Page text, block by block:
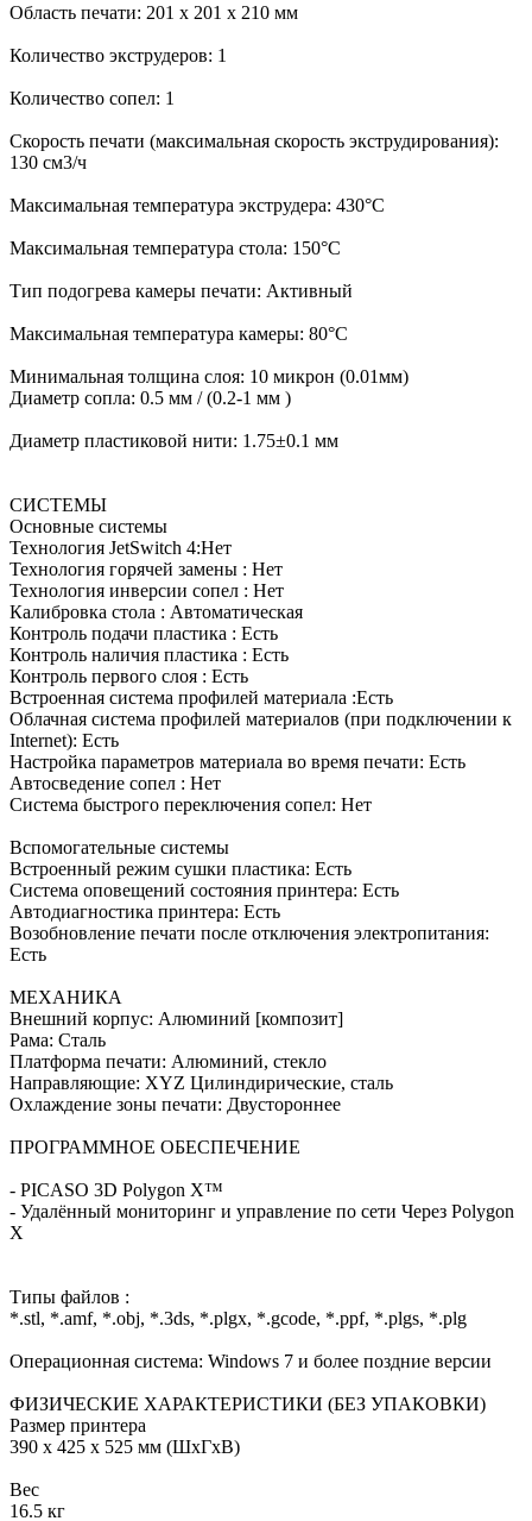
Область печати: 201 х 201 х 210 мм
Количество экструдеров: 1
Количество сопел: 1
Скорость печати (максимальная скорость экструдирования):
130 см3/ч
Максимальная температура экструдера: 430°С
Максимальная температура стола: 150°C
Тип подогрева камеры печати: Активный
Максимальная температура камеры: 80°C
Минимальная толщина слоя: 10 микрон (0.01мм)
Диаметр сопла: 0.5 мм / (0.2-1 мм )
Диаметр пластиковой нити: 1.75±0.1 мм
СИСТЕМЫ
Основные системы
Технология JetSwitch 4:Нет
Технология горячей замены : Нет
Технология инверсии сопел : Нет
Калибровка стола : Aвтоматическая
Контроль подачи пластика : Есть
Контроль наличия пластика : Есть
Контроль первого слоя : Есть
Встроенная система профилей материала :Есть
Облачная система профилей материалов (при подключении к
Internet): Есть
Настройка параметров материала во время печати: Есть
Автосведение сопел : Нет
Система быстрого переключения сопел: Нет
Вспомогательные системы
Встроенный режим сушки пластика: Есть
Система оповещений состояния принтера: Есть
Автодиагностика принтера: Есть
Возобновление печати после отключения электропитания:
Есть
МЕХАНИКА
Внешний корпус: Алюминий [композит]
Рама: Сталь
Платформа печати: Алюминий, стекло
Направляющие: XYZ Цилиндирические, сталь
Охлаждение зоны печати: Двустороннее
ПРОГРАММНОЕ ОБЕСПЕЧЕНИЕ
- PICASO 3D Polygon X™
- Удалённый мониторинг и управление по сети Через Polygon
X
Типы файлов :
*.stl, *.amf, *.obj, *.3ds, *.plgx, *.gcode, *.ppf, *.plgs, *.plg
Операционная система: Windows 7 и более поздние версии
ФИЗИЧЕСКИЕ ХАРАКТЕРИСТИКИ (БЕЗ УПАКОВКИ)
Размер принтера
390 x 425 x 525 мм (ШхГхВ)
Вес
16.5 кг